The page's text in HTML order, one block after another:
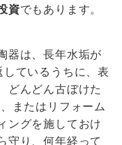
資でもあります。
器は、長年水垢が
ているうちに、表
どんどん古ぼけた
またはリフォーム
ングを施しておけ
守り、何年経って